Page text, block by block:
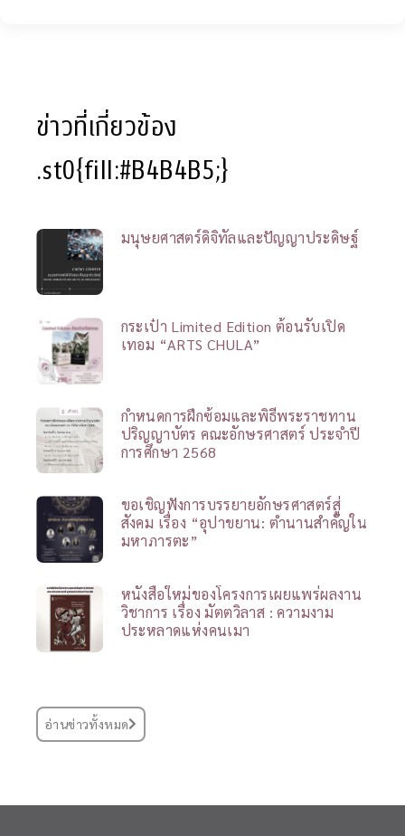
ข่าวที่เกี่ยวข้อง
.st0{fill:#B4B4B5;}
มนุษยศาสตร์ดิจิทัลและปัญญาประดิษฐ์
กระเป๋า Limited Edition ต้อนรับเปิด
เทอม “ARTS CHULA”
กำหนดการฝึกซ้อมและพิธีพระราชทาน
ปริญญาบัตร คณะอักษรศาสตร์ ประจำปี
การศึกษา 2568
ขอเชิญฟังการบรรยายอักษรศาสตร์สู่
สังคม เรื่อง “อุปาขยาน: ตำนานสำคัญใน
มหาภารตะ”
หนังสือใหม่ของโครงการเผยแพร่ผลงาน
วิชาการ เรื่อง มัตตวิลาส : ความงาม
ประหลาดแห่งคนเมา
อ่านข่าวทั้งหมด